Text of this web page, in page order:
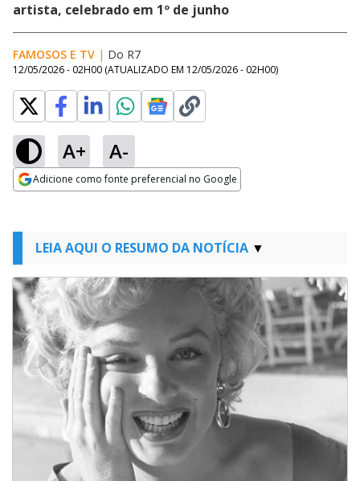
artista, celebrado em 1º de junho
FAMOSOS E TV | Do R7
12/05/2026 - 02H00 (ATUALIZADO EM 12/05/2026 - 02H00)
A+ A-
Adicione como fonte preferencial no Google
LEIA AQUI O RESUMO DA NOTÍCIA